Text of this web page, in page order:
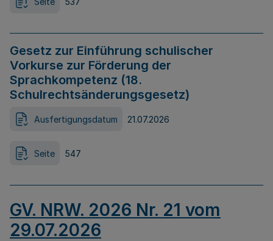
Gesetz zur Einführung schulischer
Vorkurse zur Förderung der
Sprachkompetenz (18.
Schulrechtsänderungsgesetz)
Ausfertigungsdatum 21.07.2026
Seite 547
GV. NRW. 2026 Nr. 21 vom
29.07.2026